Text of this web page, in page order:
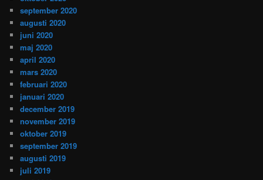
september 2020
augusti 2020
juni 2020
maj 2020
april 2020
mars 2020
februari 2020
januari 2020
december 2019
november 2019
oktober 2019
september 2019
augusti 2019
juli 2019